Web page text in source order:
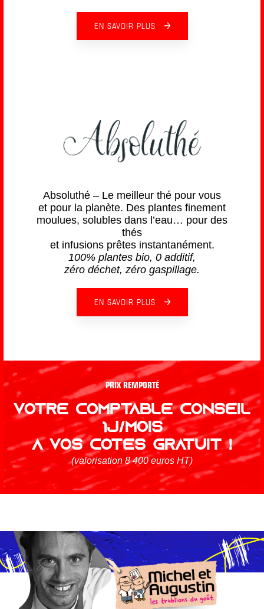
EN SAVOIR PLUS
Absoluthé – Le meilleur thé pour vous
et pour la planète. Des plantes finement
moulues, solubles dans l’eau… pour des
thés
et infusions prêtes instantanément.
100% plantes bio, 0 additif,
zéro déchet, zéro gaspillage.
EN SAVOIR PLUS
PRIX REMPORTÉ
VOTRE COMPTABLE CONSEIL
1J/MOIS
À VOS CÔTÉS GRATUIT !
(valorisation 8 400 euros HT)